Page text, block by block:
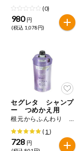
今週の新登場
複数注文でお
ポイントがも
らえる！
お弁当用商品
え用
(0)
980 円
(税込 1,078円)
セグレタ シャンプ
ー つめかえ用
根元からふんわり ３４０ｍＬ
( 1 )
728 円